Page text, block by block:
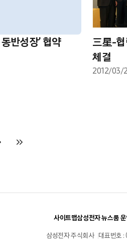
반성장’ 협약
三星-협
체결
2012/03/
사이트맵삼성전자 뉴스룸
삼성전자 주식회사 대표번호